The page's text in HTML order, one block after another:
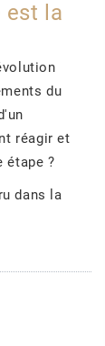
est la
du
réagir et
étape ?
dans la